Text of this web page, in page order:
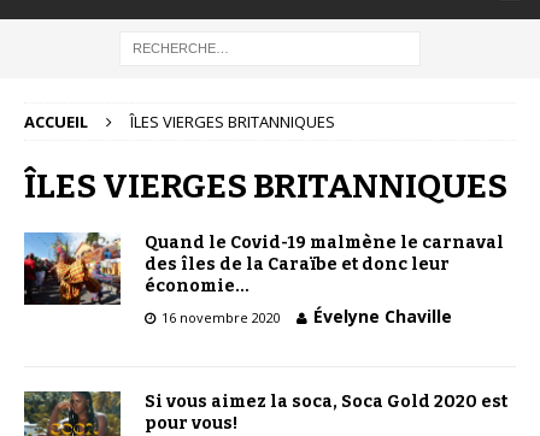
ACCUEIL ÎLES VIERGES BRITANNIQUES
ÎLES VIERGES BRITANNIQUES
Quand le Covid-19 malmène le carnaval
des îles de la Caraïbe et donc leur
économie…
16 novembre 2020 Évelyne Chaville
Si vous aimez la soca, Soca Gold 2020 est
pour vous!